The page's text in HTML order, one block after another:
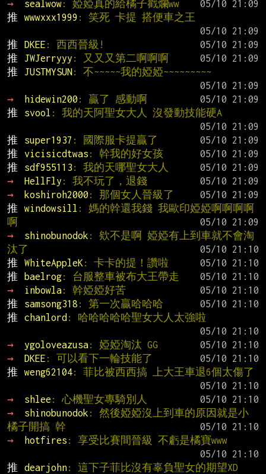
→ sealwow: 婭婭真的給橘子戳爛ww
推
wwwxxx1999 : 笑死 卡提 搭便車之王
推
DKEE : 西西晉級!
推
JWJerryyy : 又又又第二啊啊啊
推
JUSTMYSUN: 不~~~~~我的婭婭~~~~~~~~~
→
hidewin200 : 贏了 感動啊
推
svool : 我的天阿聖女大人 沒發動技能硬A
推
super1937 : 國際服卡提贏了
推
vicisicdtwas : 幹我的好女孩
推
sdf955113 : 我的天哪聖女大人
→
HellFly : 我不玩了，退錢
→
koshiroh2000 : 那個女人晉級了
推
windowsill : 媽的幹還我錢 我歐印婭婭啊啊啊啊
啊
→
shinobunodok : 欸不是啊 婭婭有上到車就不會淘
汰了
推
WhiteAppleK : 卡卡的提！讚啦
推
baelrog: 台服整車被布大王帶走
→
inbowla: 幹婭婭好苦
推
samsong318 : 第一次贏哈哈哈
推
chanlord : 哈哈哈哈哈聖女大人太強啦
→
ygoloveazusa: 婭婭淘汰 GG
→
DKEE : 可以看下一輪技能了
推
weng62104: 菲比被西西搞 上大王車退6個太傷了
→
shlee : 心機聖女專騎別人
→
shinobunodok : 然後婭婭沒上到車的原因就是小
橘子開搞 幹
→
hotfires : 享受比賽間晉級 不虧是橘寶www
推
dearjohn: 這下子菲比沒有辜負聖女的期望XD